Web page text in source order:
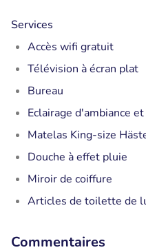
Services
Accès wifi gratuit
Télévision à écran plat
Bureau
Eclairage d'ambiance
Matelas King-size
Douche à effet pluie
Miroir de coiffure
Articles de toilette de
Commentaires